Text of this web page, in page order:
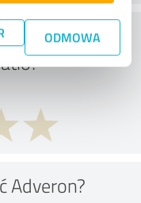
ODMOWA
the price to
Adveron?